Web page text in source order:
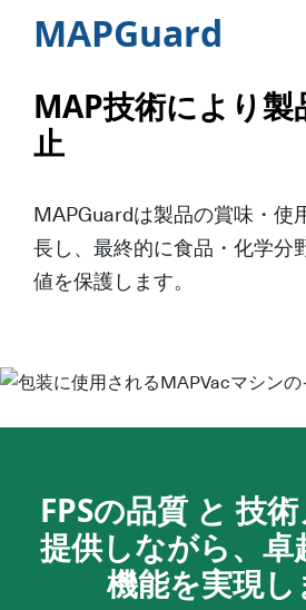
MAPGuard
MAP技術により製
止
MAPGuardは製品の賞味・使
長し、最終的に食品・化学分
値を保護します。
FPSの品質 と技
提供しながら、卓
機能を実現し